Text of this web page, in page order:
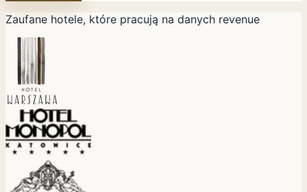
Zaufane hotele, które pracują na danych revenue